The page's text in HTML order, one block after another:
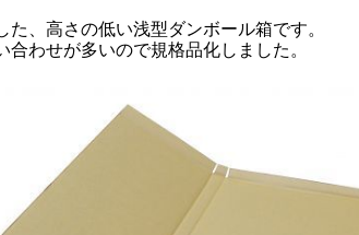
た、高さの低い浅型ダンボール箱です。
合わせが多いので規格品化しました。